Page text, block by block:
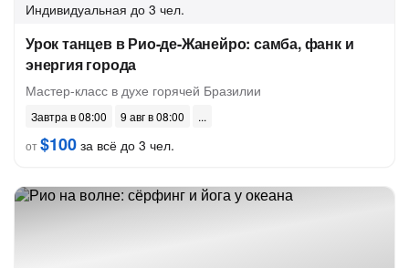
Индивидуальная до 3 чел.
Урок танцев в Рио-де-Жанейро: самба, фанк и
энергия города
Мастер-класс в духе горячей Бразилии
Завтра в 08:00
9 авг в 08:00
от$100 за всё до 3 чел.